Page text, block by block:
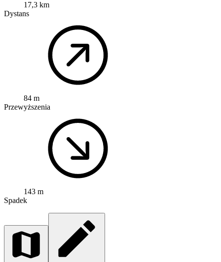
17,3 km
Dystans
84 m
Przewyższenia
143 m
Spadek